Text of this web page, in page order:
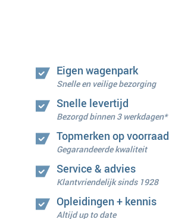
Eigen wagenpark
Snelle en veilige bezorging
Snelle levertijd
Bezorgd binnen 3 werkdagen*
Topmerken op voorraad
Gegarandeerde kwaliteit
Service & advies
Klantvriendelijk sinds 1928
Opleidingen + kennis
Altijd up to date